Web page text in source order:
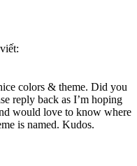
viết:
colors & theme. Did you
reply back as I’m hoping
would love to know where
is named. Kudos.